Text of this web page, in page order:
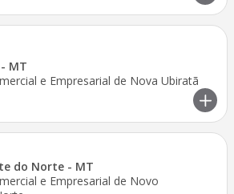
MT
e Empresarial de Nova Ubiratã
do Norte - MT
e Empresarial de Novo